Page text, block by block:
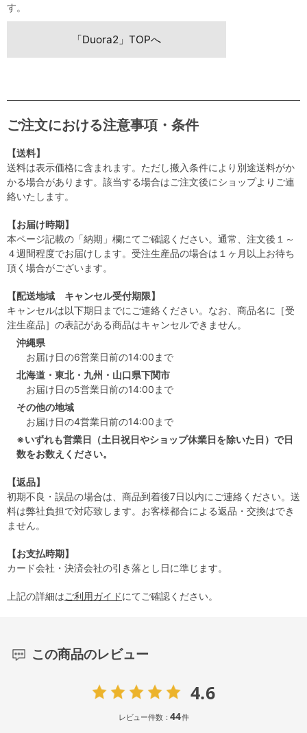
す。
「Duora2」TOPへ
ご注文における注意事項・条件
【送料】
送料は表示価格に含まれます。ただし搬入条件により別途送料がか
かる場合があります。該当する場合はご注文後にショップよりご連
絡いたします。
【お届け時期】
本ページ記載の「納期」欄にてご確認ください。通常、注文後１～
４週間程度でお届けします。受注生産品の場合は１ヶ月以上お待ち
頂く場合がございます。
【配送地域 キャンセル受付期限】
キャンセルは以下期日までにご連絡ください。なお、商品名に［受
注生産品］の表記がある商品はキャンセルできません。
沖縄県
お届け日の6営業日前の14:00まで
北海道・東北・九州・山口県下関市
お届け日の5営業日前の14:00まで
その他の地域
お届け日の4営業日前の14:00まで
※いずれも営業日（土日祝日やショップ休業日を除いた日）で日
数をお数えください。
【返品】
初期不良・誤品の場合は、商品到着後7日以内にご連絡ください。送
料は弊社負担で対応致します。お客様都合による返品・交換はでき
ません。
【お支払時期】
カード会社・決済会社の引き落とし日に準じます。
上記の詳細はご利用ガイドにてご確認ください。
この商品のレビュー
4.6
レビュー件数：44件